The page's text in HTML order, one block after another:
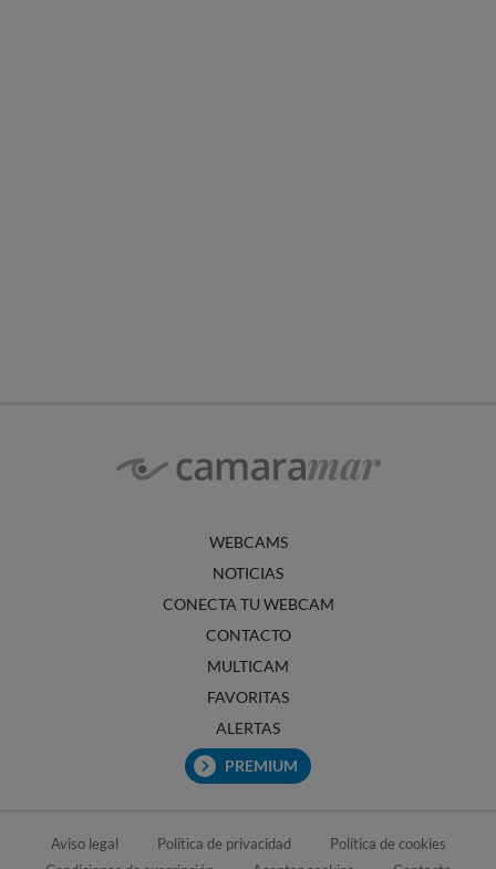
WEBCAMS
NOTICIAS
CONECTA TU WEBCAM
CONTACTO
MULTICAM
FAVORITAS
ALERTAS
PREMIUM
Aviso legal Política de privacidad
Política de cookies